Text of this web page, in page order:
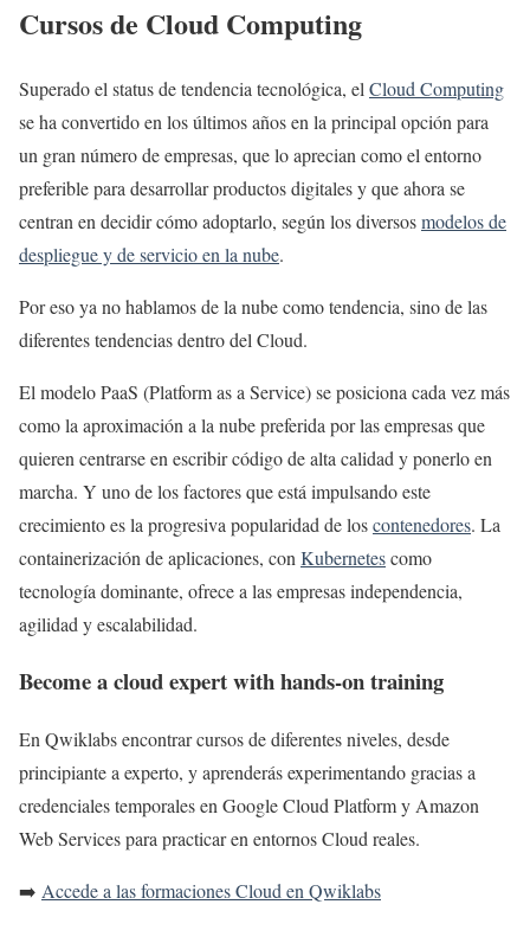
Cursos de Cloud Computing
Superado el status de tendencia tecnológica, el Cloud Computing
se ha convertido en los últimos años en la principal opción para
un gran número de empresas, que lo aprecian como el entorno
preferible para desarrollar productos digitales y que ahora se
centran en decidir cómo adoptarlo, según los diversosmodelos de
despliegue y de servicio en la nube.
Por eso ya no hablamos de la nube como tendencia, sino de las
diferentes tendencias dentro del Cloud.
El modelo PaaS (Platform as a Service) se posiciona cada vez más
como la aproximación a la nube preferida por las empresas que
quieren centrarse en escribir código de alta calidad y ponerlo en
marcha. Y uno de los factores que está impulsando este
crecimiento es la progresiva popularidad de loscontenedores. La
containerización de aplicaciones, con Kubernetescomo
tecnología dominante, ofrece a las empresas independencia,
agilidad y escalabilidad.
Become a cloud expert with hands-on training
En Qwiklabs encontrar cursos de diferentes niveles, desde
principiante a experto, y aprenderás experimentando gracias a
credenciales temporales en Google Cloud Platform y Amazon
Web Services para practicar en entornos Cloud reales.
➡️ Accede a las formaciones Cloud en Qwiklabs